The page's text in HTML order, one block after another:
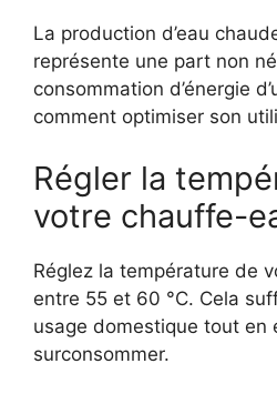
La production d’eau
représente une part non
consommation d’énergie
comment optimiser son
Régler la
votre chauffe-
Réglez la température de
entre 55 et 60 °C. Cela
usage domestique tout en
surconsommer.